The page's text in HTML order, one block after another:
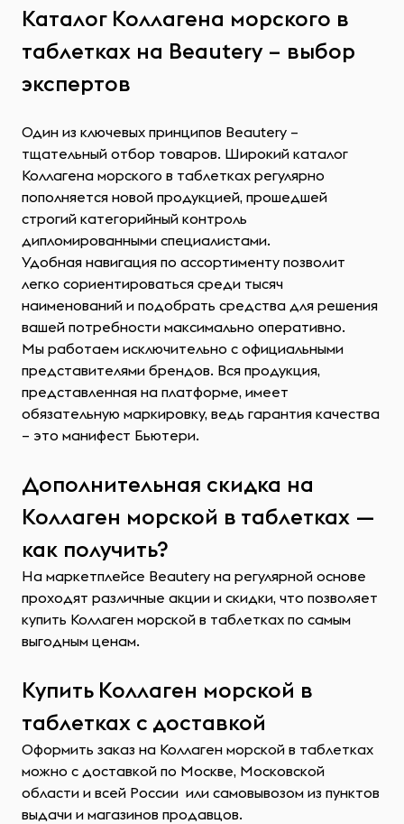
Каталог Коллагена морского в
таблетках на Beautery – выбор
экспертов
Один из ключевых принципов Beautery –
тщательный отбор товаров. Широкий каталог
Коллагена морского в таблетках регулярно
пополняется новой продукцией, прошедшей
строгий категорийный контроль
дипломированными специалистами.
Удобная навигация по ассортименту позволит
легко сориентироваться среди тысяч
наименований и подобрать средства для решения
вашей потребности максимально оперативно.
Мы работаем исключительно с официальными
представителями брендов. Вся продукция,
представленная на платформе, имеет
обязательную маркировку, ведь гарантия качества
– это манифест Бьютери.
Дополнительная скидка на
Коллаген морской в таблетках —
как получить?
На маркетплейсе Beautery на регулярной основе
проходят различные акции и скидки, что позволяет
купить Коллаген морской в таблетках по самым
выгодным ценам.
Купить Коллаген морской в
таблетках с доставкой
Оформить заказ на Коллаген морской в таблетках
можно с доставкой по Москве, Московской
области и всей России или самовывозом из пунктов
выдачи и магазинов продавцов.